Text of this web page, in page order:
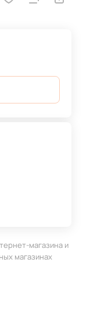
магазина и
магазинах